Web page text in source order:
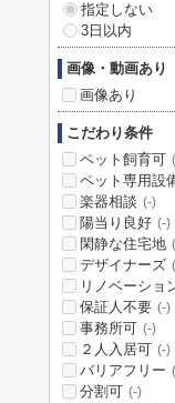
指定しない
3日以内
画像・動画あり
画像あり
こだわり条件
ペット飼育可
ペット専用設
楽器相談 (-)
陽当り良好 (-)
閑静な住宅地
デザイナーズ
リノベーショ
保証人不要 (-)
事務所可 (-)
２人入居可 (-)
バリアフリー
分割可 (-)